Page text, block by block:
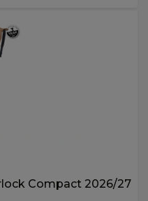
Compact 2026/27